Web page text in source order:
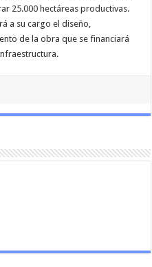
25.000 hectáreas productivas.
a su cargo el diseño,
de la obra que se financiará